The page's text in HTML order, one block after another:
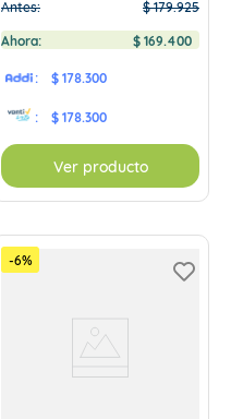
Antes: $ 179.925
Ahora: $ 169.400
: $ 178.300
: $ 178.300
Ver producto
-6%